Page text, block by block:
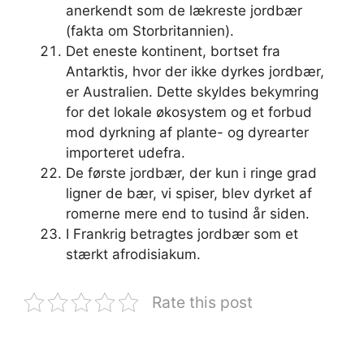
anerkendt som de lækreste jordbær
(fakta om Storbritannien).
Det eneste kontinent, bortset fra
Antarktis, hvor der ikke dyrkes jordbær,
er Australien. Dette skyldes bekymring
for det lokale økosystem og et forbud
mod dyrkning af plante- og dyrearter
importeret udefra.
De første jordbær, der kun i ringe grad
ligner de bær, vi spiser, blev dyrket af
romerne mere end to tusind år siden.
I Frankrig betragtes jordbær som et
stærkt afrodisiakum.
Rate this post